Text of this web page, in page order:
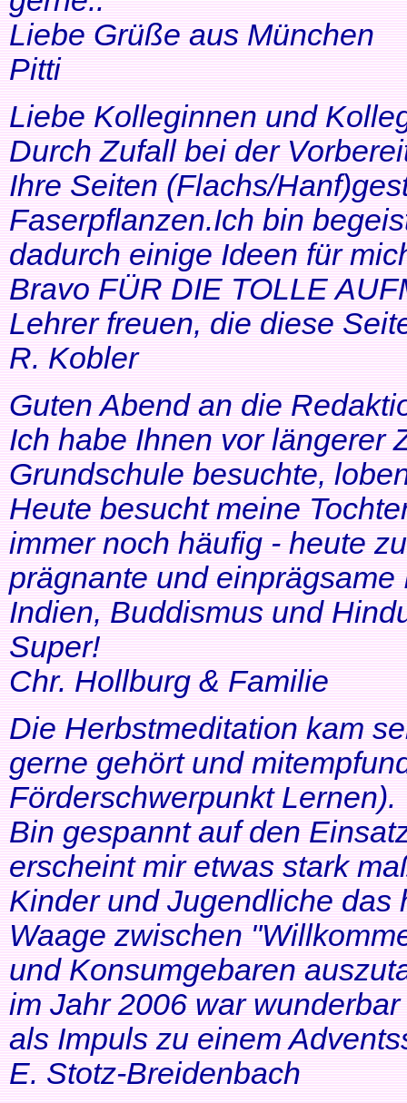
Liebe Grüße aus München
Pitti
Liebe Kolleginnen und
Durch Zufall bei der
Ihre Seiten (Flachs/
Faserpflanzen.Ich bin
dadurch einige Ideen für
Bravo FÜR DIE TOLLE
Lehrer freuen, die diese
R. Kobler
Guten Abend an die
Ich habe Ihnen vor längerer
Grundschule besuchte,
Heute besucht meine
immer noch häufig - heute
prägnante und
Indien, Buddismus und
Super!
Chr. Hollburg & Familie
Die Herbstmeditation kam
gerne gehört und
Förderschwerpunkt Lernen).
Bin gespannt auf den
erscheint mir etwas stark
Kinder und Jugendliche das
Waage zwischen
und Konsumgebaren
im Jahr 2006 war
als Impuls zu einem
E. Stotz-Breidenbach